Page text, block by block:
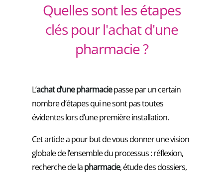
Quelles sont les étapes
clés pour l'achat d'une
pharmacie ?
L’achat d’une pharmaciepasse par un certain
nombre d’étapes qui ne sont pas toutes
évidentes lors d’une première installation.
Cet article a pour but de vous donner une vision
globale de l’ensemble du processus : réflexion,
recherche de lapharmacie, étude des dossiers,